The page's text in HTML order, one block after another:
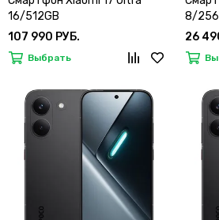
16/512GB
107 990 РУБ.
Выбрать
8/
26